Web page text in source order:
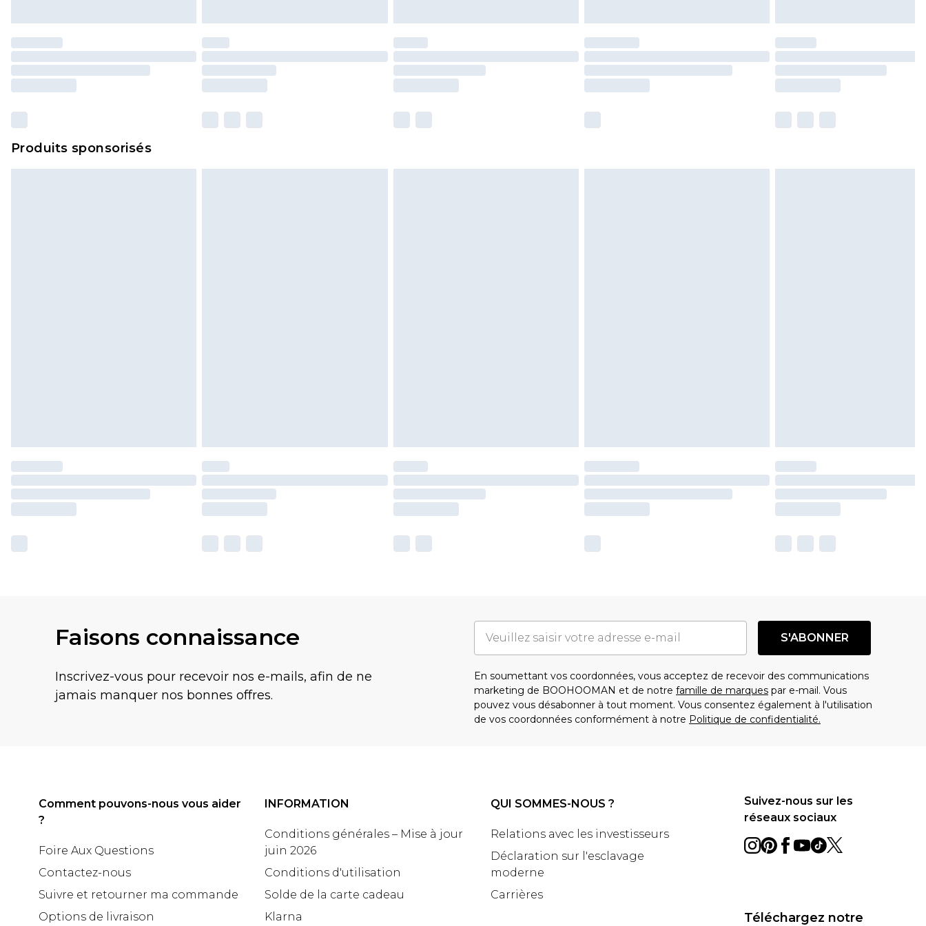
Produits sponsorisés
Faisons connaissance
Inscrivez-vous pour recevoir nos e-mails, afin de ne
jamais manquer nos bonnes offres.
S'ABONNER
En soumettant vos coordonnées, vous acceptez de recevoir des communications
marketing de BOOHOOMAN et de notre famille de marques par e-mail. Vous
pouvez vous désabonner à tout moment. Vous consentez également à l'utilisation
de vos coordonnées conformément à notre Politique de confidentialité.
Comment pouvons-nous vous aider
?
Foire Aux Questions
Contactez-nous
Suivre et retourner ma commande
Options de livraison
INFORMATION
Conditions générales – Mise à jour
juin 2026
Conditions d'utilisation
Solde de la carte cadeau
Klarna
QUI SOMMES-NOUS ?
Relations avec les investisseurs
Déclaration sur l'esclavage
moderne
Carrières
Suivez-nous sur les
réseaux sociaux
Téléchargez notre